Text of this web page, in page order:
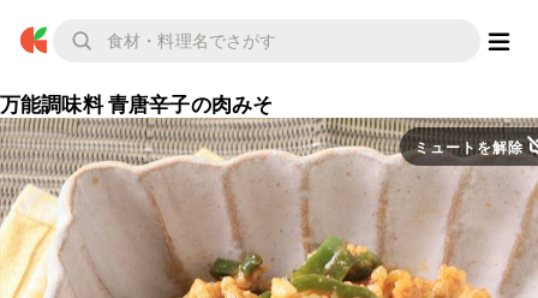
万能調味料 青唐辛子の肉みそ
ミュートを解除